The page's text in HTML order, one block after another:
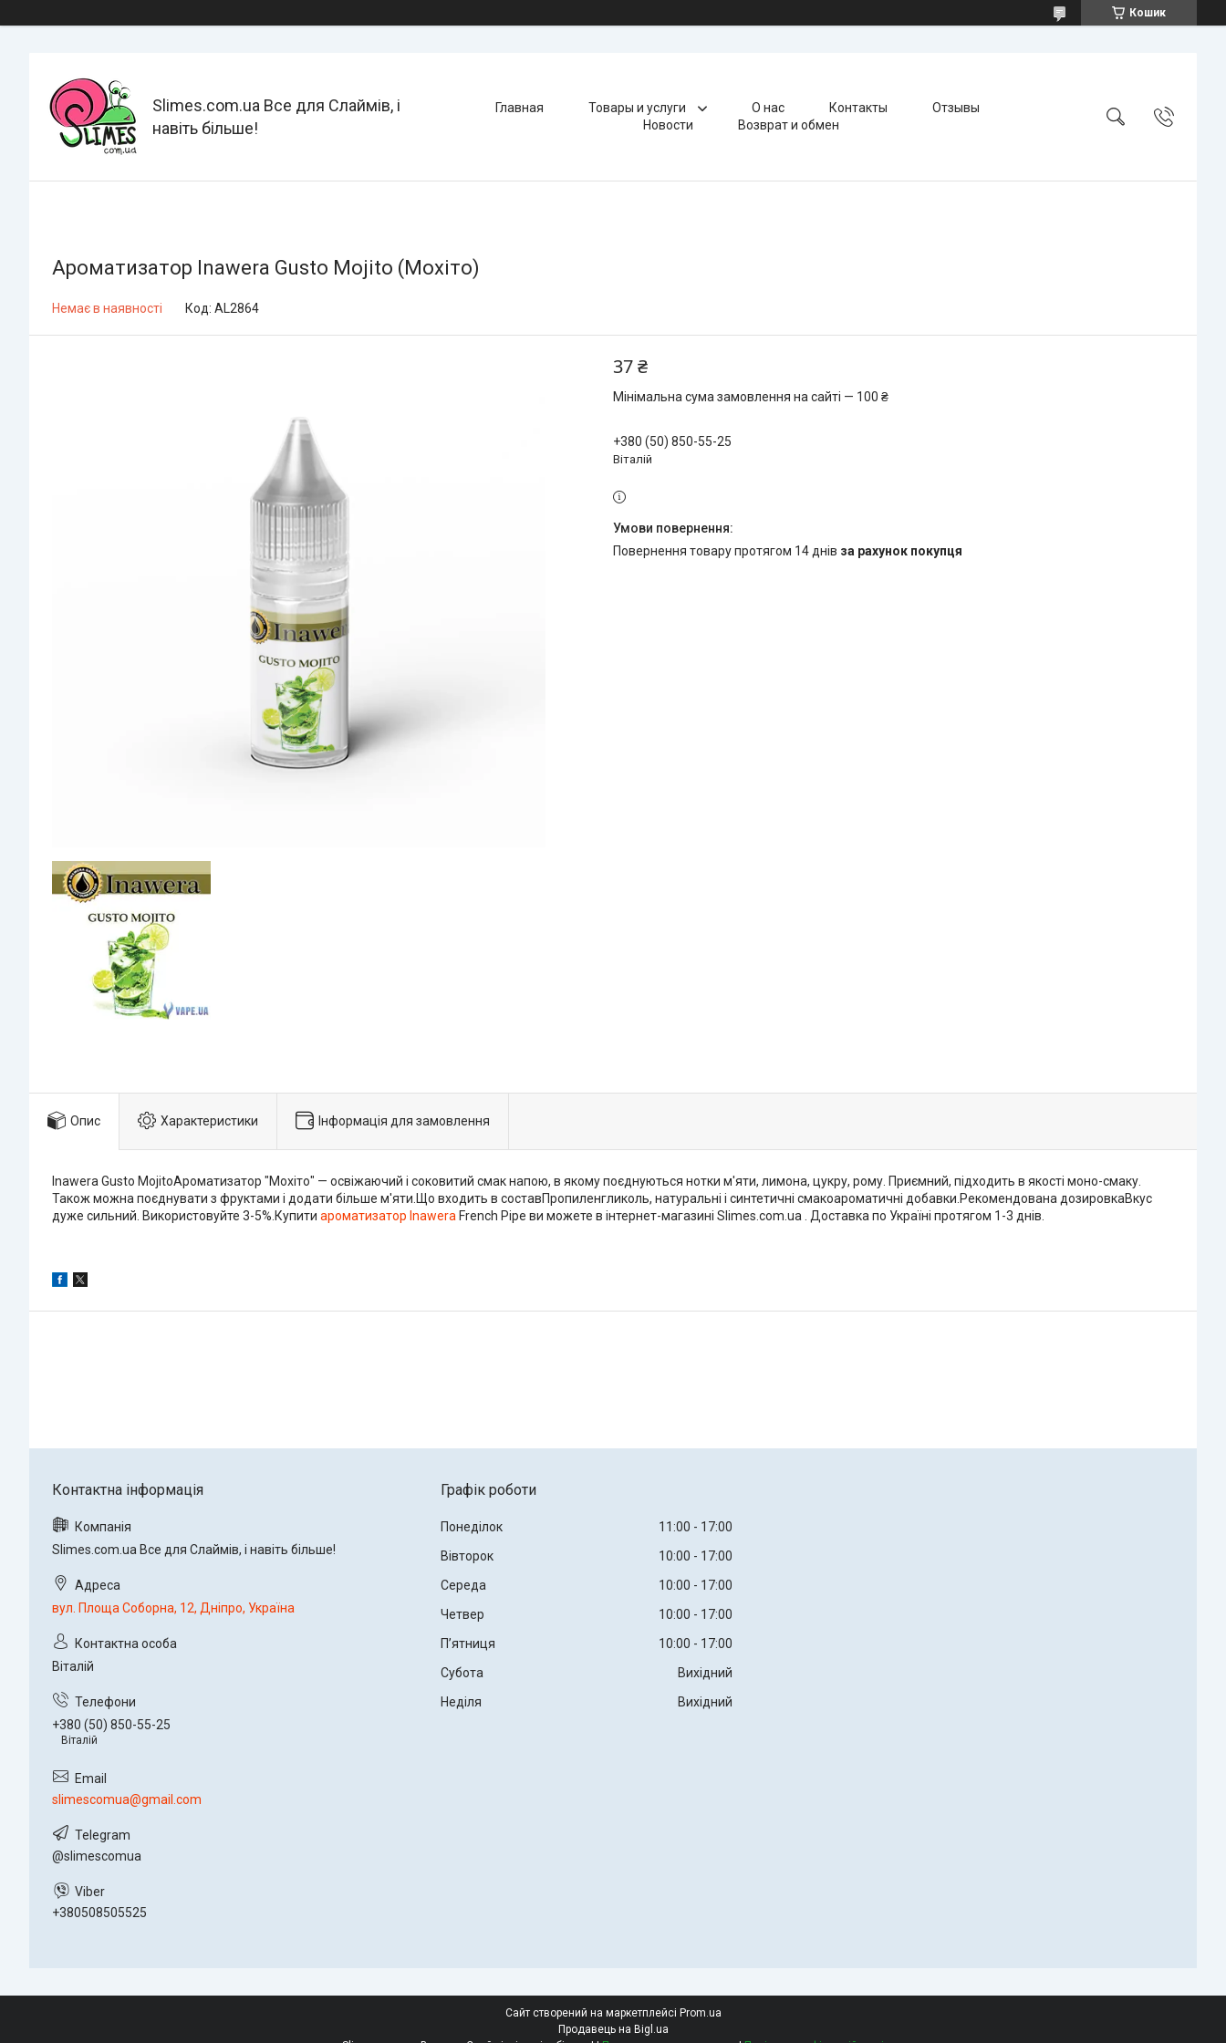
Кошик
Slimes.com.ua Все для Слаймів, і
навіть більше!
Главная Товары и услуги О нас Контакты
Отзывы
Новости
Возврат и обмен
Ароматизатор Inawera Gusto Mojito (Мохіто)
Немає в наявності Код: AL2864
37 ₴
Мінімальна сума замовлення на сайті — 100 ₴
+380 (50) 850-55-25
Віталій
повернення товару протягом 14 днів за рахунок покупця
Опис Характеристики Інформація для замовлення
Inawera Gusto MojitoАроматизатор "Мохіто" — освіжаючий і соковитий смак напою, в якому поєднуються нотки м'яти, лимона, цукру, рому. Приємний, підходить в якості моно-смаку.
Також можна поєднувати з фруктами і додати більше м'яти.Що входить в составПропиленгликоль, натуральні і синтетичні смакоароматичні добавки.Рекомендована дозировкаВкус
дуже сильний. Використовуйте 3-5%.Купити ароматизатор Inawera French Pipe ви можете в інтернет-магазині Slimes.com.ua . Доставка по Україні протягом 1-3 днів.
Slimes.com.ua Все для Слаймів, і навіть більше!
вул. Площа Соборна, 12, Дніпро, Україна
Віталій
+380 (50) 850-55-25
Віталій
slimescomua@gmail.com
@slimescomua
+380508505525
Графік роботи
Понеділок 11:00
17:00
Вівторок
10:00
17:00
Середа
10:00
17:00
Четвер
10:00
17:00
Пʼятниця
10:00
17:00
Субота
Вихідний
Неділя
Вихідний
Сайт створений на маркетплейсі Prom.ua
Продавець на Bigl.ua